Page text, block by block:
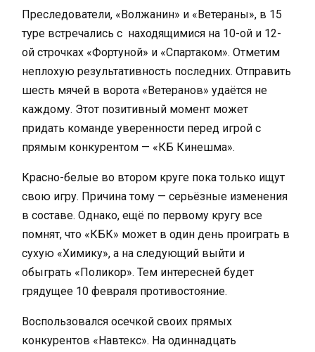
Преследователи, «Волжанин» и «Ветераны», в 15
туре встречались с находящимися на 10-ой и 12-
ой строчках «Фортуной» и «Спартаком». Отметим
неплохую результативность последних. Отправить
шесть мячей в ворота «Ветеранов» удаётся не
каждому. Этот позитивный момент может
придать команде уверенности перед игрой с
прямым конкурентом — «КБ Кинешма».
Красно-белые во втором круге пока только ищут
свою игру. Причина тому — серьёзные изменения
в составе. Однако, ещё по первому кругу все
помнят, что «КБК» может в один день проиграть в
сухую «Химику», а на следующий выйти и
обыграть «Поликор». Тем интересней будет
грядущее 10 февраля противостояние.
Воспользовался осечкой своих прямых
конкурентов «Навтекс». На одиннадцать